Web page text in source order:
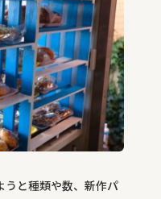
うと種類や数、新作パ